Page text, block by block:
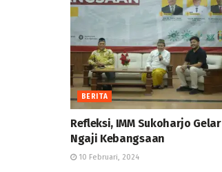
BERITA
Refleksi, IMM Sukoharjo Gelar
Ngaji Kebangsaan
10 Februari, 2024